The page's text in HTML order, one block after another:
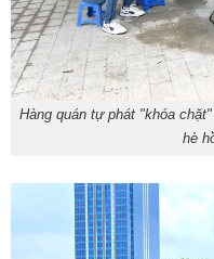
Hàng quán tự phát "khóa
hè